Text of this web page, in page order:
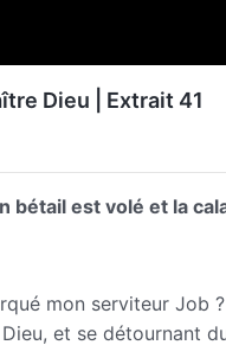
Dieu | Extrait 41
bétail est volé et la
mon serviteur Job
et se détournant